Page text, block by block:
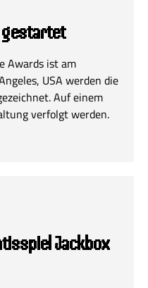
gestartet
Awards ist am
USA werden die
Auf einem
verfolgt werden.
Jackbox